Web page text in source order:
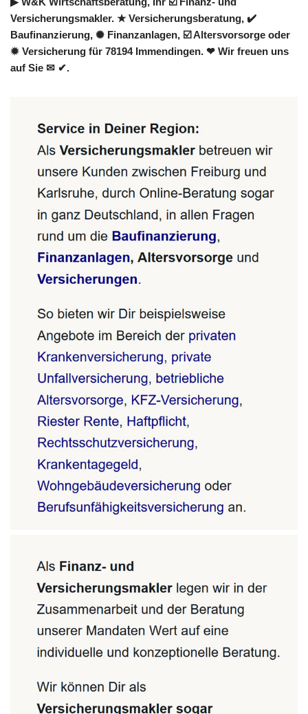
Versicherungsmakler. ★ Versicherungsberatung, ✔️
Baufinanzierung, ✺ Finanzanlagen, ☑️ Altersvorsorge oder
✹ Versicherung für 78194 Immendingen. ❤ Wir freuen uns
auf Sie ✉ ✔.